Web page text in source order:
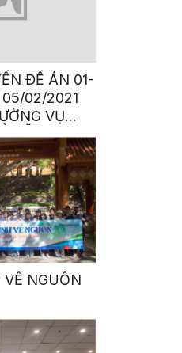
ĐỀ ÁN 01-
02/2021
VỤ
HỖ TRỢ,
NĂNG
ĐẠO TƯƠNG
GIAI
2025
NGUỒN